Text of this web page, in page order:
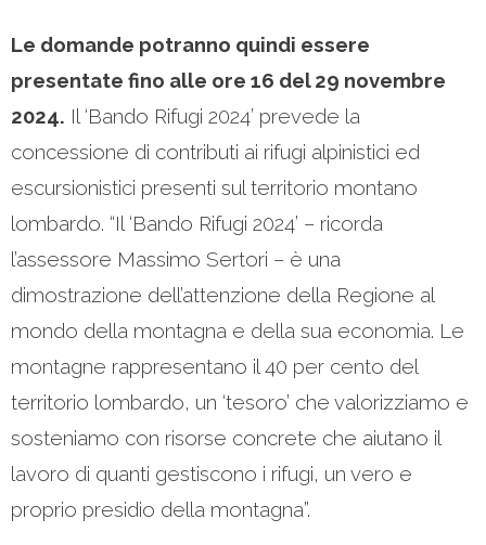
Le domande potranno quindi essere
presentate fino alle ore 16 del 29 novembre
2024. Il ‘Bando Rifugi 2024’ prevede la
concessione di contributi ai rifugi alpinistici ed
escursionistici presenti sul territorio montano
lombardo. “Il ‘Bando Rifugi 2024’ – ricorda
l’assessore Massimo Sertori – è una
dimostrazione dell’attenzione della Regione al
mondo della montagna e della sua economia. Le
montagne rappresentano il 40 per cento del
territorio lombardo, un ‘tesoro’ che valorizziamo e
sosteniamo con risorse concrete che aiutano il
lavoro di quanti gestiscono i rifugi, un vero e
proprio presidio della montagna”.